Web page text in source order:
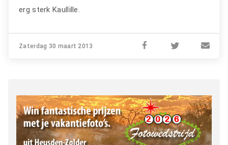
erg sterk Kaullille.
Zaterdag 30 maart 2013